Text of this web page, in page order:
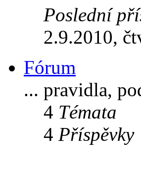
Poslední
2.9.2010,
Fórum
... pravidla,
4 Témata
4 Příspěvky